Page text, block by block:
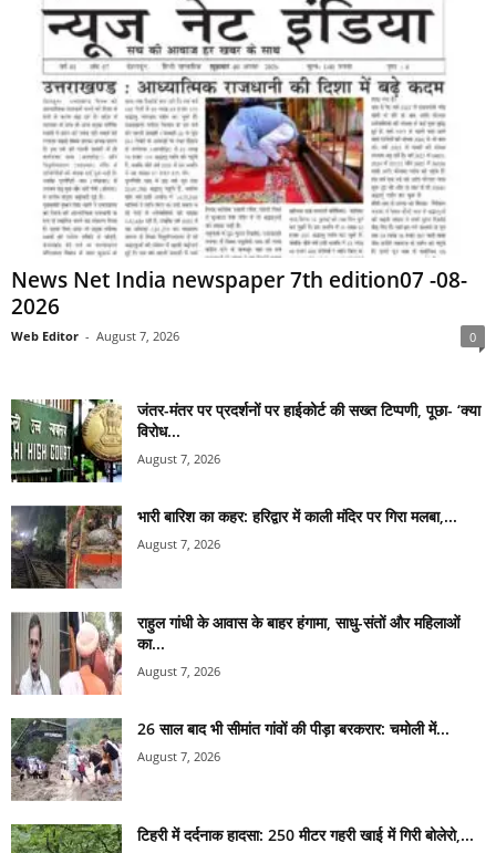
News Net India newspaper 7th edition07 -08-
2026
Web Editor - August 7, 2026 0
जंतर-मंतर पर प्रदर्शनों पर हाईकोर्ट की सख्त टिप्पणी, पूछा- ‘क्या
विरोध...
August 7, 2026
भारी बारिश का कहर: हरिद्वार में काली मंदिर पर गिरा मलबा,...
August 7, 2026
राहुल गांधी के आवास के बाहर हंगामा, साधु-संतों और महिलाओं
का...
August 7, 2026
26 साल बाद भी सीमांत गांवों की पीड़ा बरकरार: चमोली में...
August 7, 2026
टिहरी में दर्दनाक हादसा: 250 मीटर गहरी खाई में गिरी बोलेरो,...